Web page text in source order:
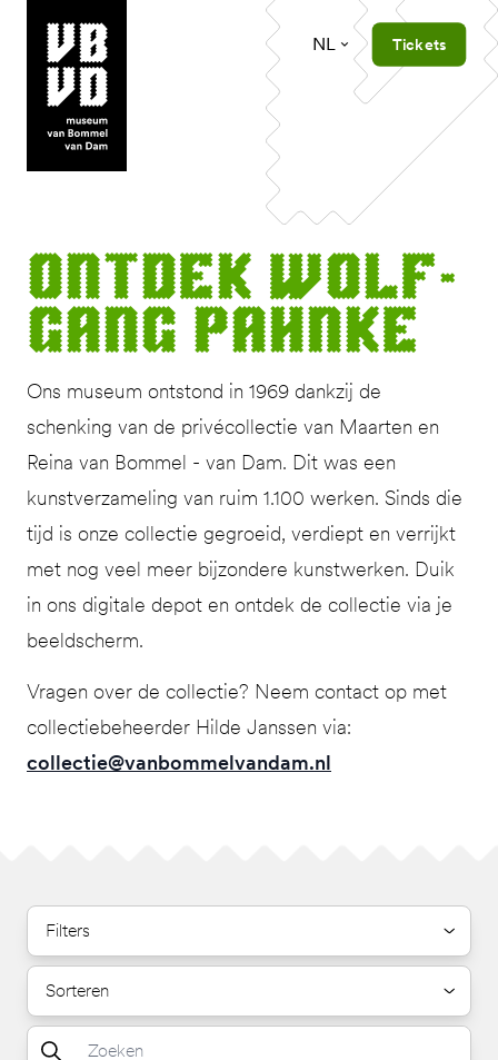
museum van Bommel van Dam
NL Tickets
Ont­dek Wolf­
gang Pahnke
Ons museum ontstond in 1969 dankzij de
schenking van de privécollectie van Maarten en
Reina van Bommel - van Dam. Dit was een
kunstverzameling van ruim 1.100 werken. Sinds die
tijd is onze collectie gegroeid, verdiept en verrijkt
met nog veel meer bijzondere kunstwerken. Duik
in ons digitale depot en ontdek de collectie via je
beeldscherm.
Vragen over de collectie? Neem contact op met
collectiebeheerder Hilde Janssen via:
collectie@vanbommelvandam.nl
Filters
Sorteren